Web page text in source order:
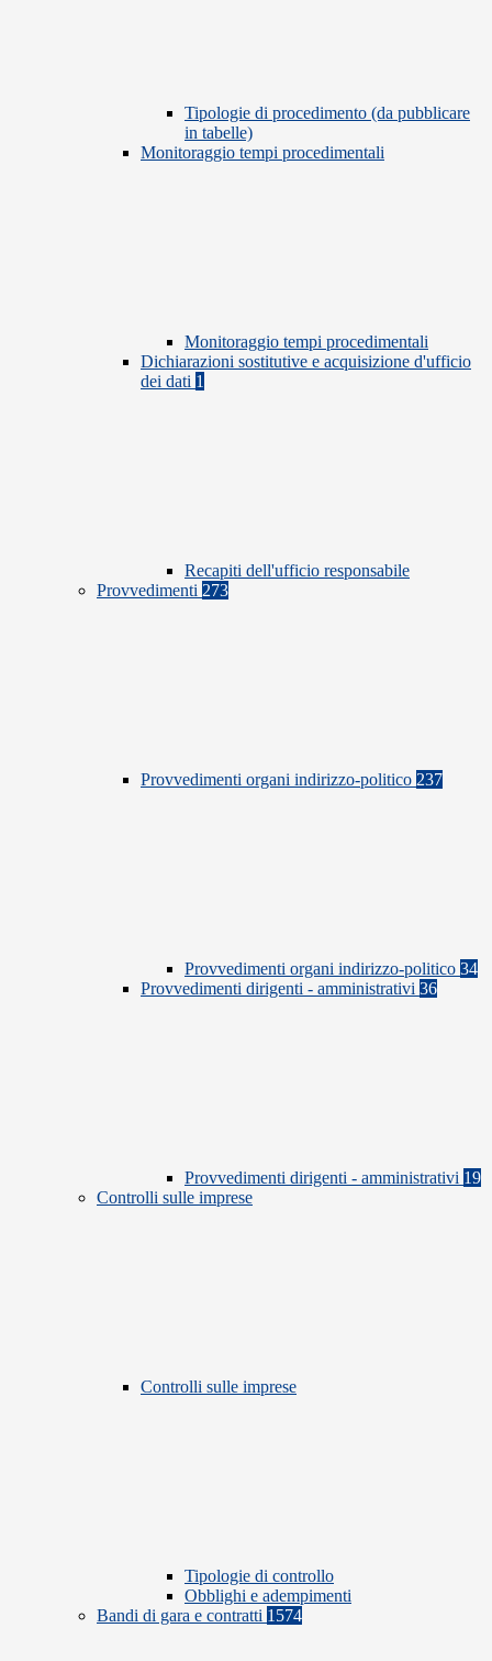
Tipologie di procedimento (da pubblicare
in tabelle)
Monitoraggio tempi procedimentali
Monitoraggio tempi procedimentali
Dichiarazioni sostitutive e acquisizione d'ufficio
dei dati 1
Recapiti dell'ufficio responsabile
Provvedimenti 273
Provvedimenti organi indirizzo-politico 237
Provvedimenti organi indirizzo-politico 34
Provvedimenti dirigenti - amministrativi 36
Provvedimenti dirigenti - amministrativi 19
Controlli sulle imprese
Controlli sulle imprese
Tipologie di controllo
Obblighi e adempimenti
Bandi di gara e contratti 1574